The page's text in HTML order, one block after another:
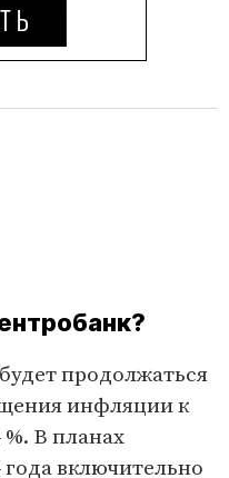
продолжаться
инфляции к
В планах
года включительно